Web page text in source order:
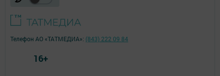
Телефон АО «ТАТМЕДИА»: (843) 222 09 84
16+